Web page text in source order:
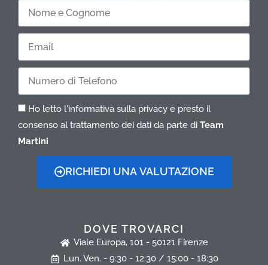
e
Cognome
Ho letto l'informativa sulla privacy e presto il
consenso al trattamento dei dati da parte di Team
Martini
RICHIEDI UNA VALUTAZIONE
DOVE TROVARCI
Viale Europa, 101 - 50121 Firenze
Lun. Ven. - 9:30 - 12:30 / 15:00 - 18:30